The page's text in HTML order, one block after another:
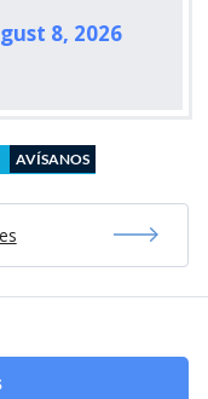
8, 2026
AVÍSANOS